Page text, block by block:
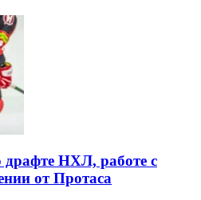
НХЛ, работе с
от Протаса